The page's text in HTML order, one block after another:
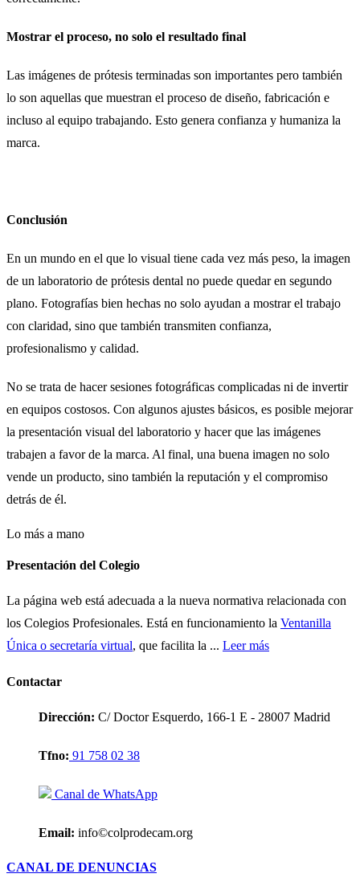
Mostrar el proceso, no solo el resultado final
Las imágenes de prótesis terminadas son importantes pero también
lo son aquellas que muestran el proceso de diseño, fabricación e
incluso al equipo trabajando. Esto genera confianza y humaniza la
marca.
Conclusión
En un mundo en el que lo visual tiene cada vez más peso, la imagen
de un laboratorio de prótesis dental no puede quedar en segundo
plano. Fotografías bien hechas no solo ayudan a mostrar el trabajo
con claridad, sino que también transmiten confianza,
profesionalismo y calidad.
No se trata de hacer sesiones fotográficas complicadas ni de invertir
en equipos costosos. Con algunos ajustes básicos, es posible mejorar
la presentación visual del laboratorio y hacer que las imágenes
trabajen a favor de la marca. Al final, una buena imagen no solo
vende un producto, sino también la reputación y el compromiso
detrás de él.
Lo más a mano
Presentación del Colegio
La página web está adecuada a la nueva normativa relacionada con
los Colegios Profesionales. Está en funcionamiento la Ventanilla
Única o secretaría virtual, que facilita la ... Leer más
Contactar
Dirección: C/ Doctor Esquerdo, 166-1 E - 28007 Madrid
Tfno: 91 758 02 38
Canal de WhatsApp
Email: info©colprodecam.org
CANAL DE DENUNCIAS